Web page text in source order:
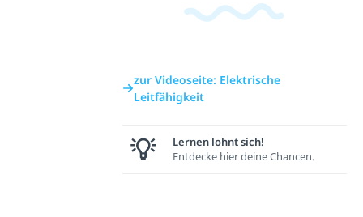
zur Videoseite: Elektrische
Leitfähigkeit
Lernen lohnt sich!
Entdecke hier deine Chancen.